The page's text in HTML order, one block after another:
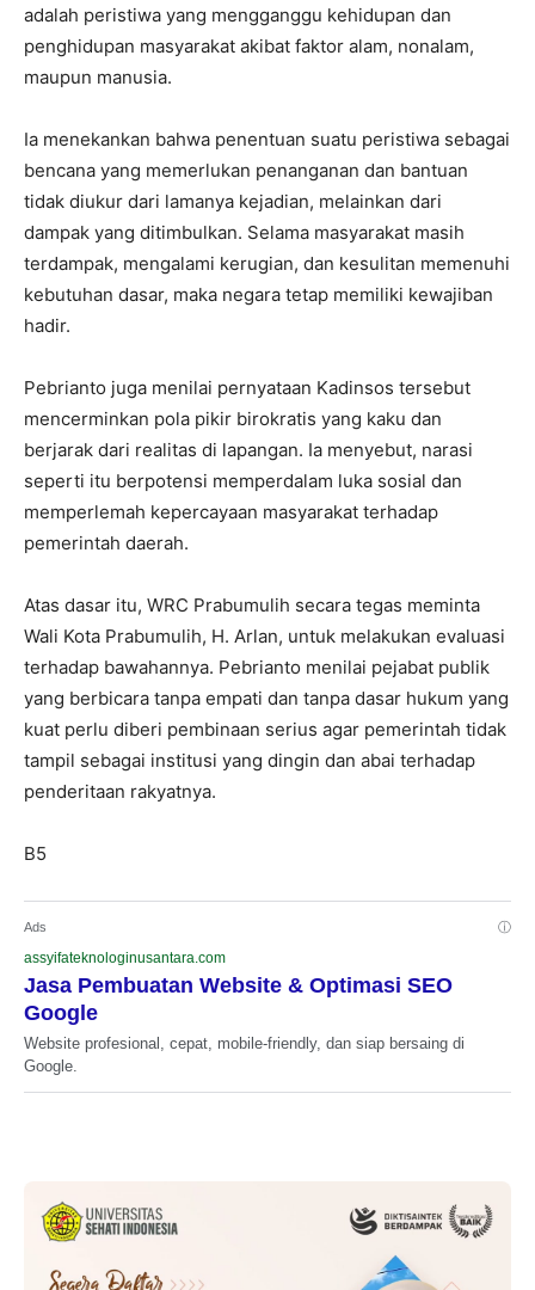
adalah peristiwa yang mengganggu kehidupan dan
penghidupan masyarakat akibat faktor alam, nonalam,
maupun manusia.
Ia menekankan bahwa penentuan suatu peristiwa sebagai
bencana yang memerlukan penanganan dan bantuan
tidak diukur dari lamanya kejadian, melainkan dari
dampak yang ditimbulkan. Selama masyarakat masih
terdampak, mengalami kerugian, dan kesulitan memenuhi
kebutuhan dasar, maka negara tetap memiliki kewajiban
hadir.
Pebrianto juga menilai pernyataan Kadinsos tersebut
mencerminkan pola pikir birokratis yang kaku dan
berjarak dari realitas di lapangan. Ia menyebut, narasi
seperti itu berpotensi memperdalam luka sosial dan
memperlemah kepercayaan masyarakat terhadap
pemerintah daerah.
Atas dasar itu, WRC Prabumulih secara tegas meminta
Wali Kota Prabumulih, H. Arlan, untuk melakukan evaluasi
terhadap bawahannya. Pebrianto menilai pejabat publik
yang berbicara tanpa empati dan tanpa dasar hukum yang
kuat perlu diberi pembinaan serius agar pemerintah tidak
tampil sebagai institusi yang dingin dan abai terhadap
penderitaan rakyatnya.
B5
Ads ⓘ
assyifateknologinusantara.com
Jasa Pembuatan Website & Optimasi SEO
Google
Website profesional, cepat, mobile-friendly, dan siap bersaing di
Google.